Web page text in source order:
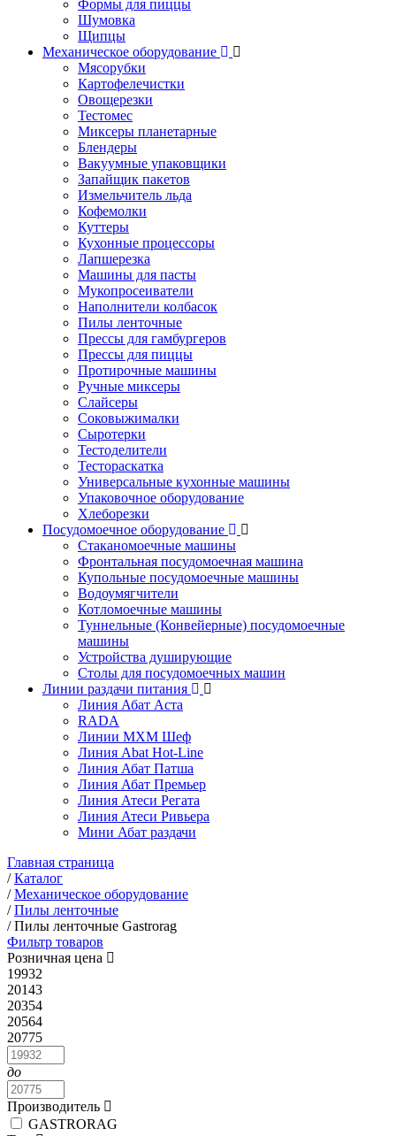
Формы для пиццы
Шумовка
Щипцы
Механическое оборудование
Мясорубки
Картофелечистки
Овощерезки
Тестомес
Миксеры планетарные
Блендеры
Вакуумные упаковщики
Запайщик пакетов
Измельчитель льда
Кофемолки
Куттеры
Кухонные процессоры
Лапшерезка
Машины для пасты
Мукопросеиватели
Наполнители колбасок
Пилы ленточные
Прессы для гамбургеров
Прессы для пиццы
Протирочные машины
Ручные миксеры
Слайсеры
Соковыжималки
Сыротерки
Тестоделители
Тестораскатка
Универсальные кухонные машины
Упаковочное оборудование
Хлеборезки
Посудомоечное оборудование
Стаканомоечные машины
Фронтальная посудомоечная машина
Купольные посудомоечные машины
Водоумягчители
Котломоечные машины
Туннельные (Конвейерные) посудомоечные
машины
Устройства душирующие
Столы для посудомоечных машин
Линии раздачи питания
Линия Абат Аста
RADA
Линии МХМ Шеф
Линия Abat Hot-Line
Линия Абат Патша
Линия Абат Премьер
Линия Атеси Регата
Линия Атеси Ривьера
Мини Абат раздачи
Главная страница
/Каталог
/Механическое оборудование
/Пилы ленточные
/Пилы ленточные Gastrorag
Фильтр товаров
Розничная цена
19932
20143
20354
20564
20775
до
Производитель
GASTRORAG